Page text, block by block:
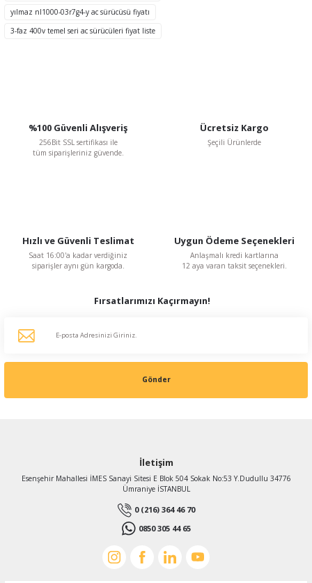
Bu ürüne benzer farklı alternatifler olmalı.
yılmaz nl1000-03r7g4-y ac sürücüsü fiyatı
3-faz 400v temel seri ac sürücüleri fiyat liste
%100 Güvenli Alışveriş
256Bit SSL sertifikası ile
tüm siparişleriniz güvende.
Ücretsiz Kargo
Şeçili Ürünlerde
Hızlı ve Güvenli Teslimat
Saat 16:00'a kadar verdiğiniz
siparişler aynı gün kargoda.
Uygun Ödeme Seçenekleri
Anlaşmalı kredi kartlarına
12 aya varan taksit seçenekleri.
Fırsatlarımızı Kaçırmayın!
Gönder
İletişim
Esenşehir Mahallesi İMES Sanayi Sitesi E Blok 504 Sokak No:53 Y.Dudullu 34776
Ümraniye İSTANBUL
0 (216) 364 46 70
0850 305 44 65